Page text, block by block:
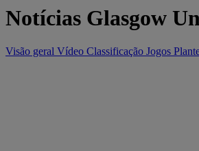
Notícias Glasgow
Visão geral Vídeo Classificação Jogos